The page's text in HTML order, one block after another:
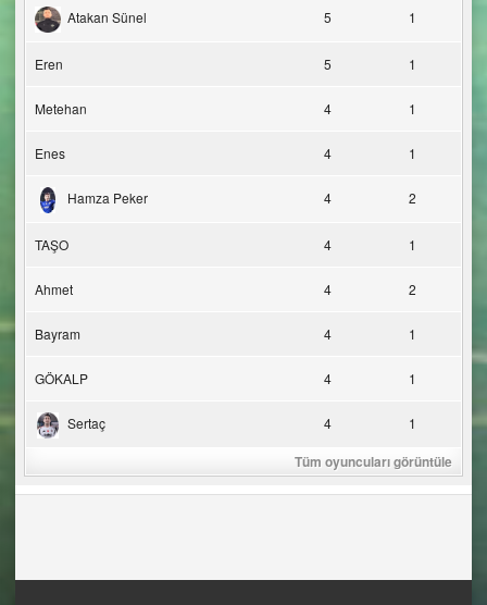
Atakan Sünel 5 1
Eren 5 1
Metehan 4 1
Enes 4 1
Hamza Peker 4 2
TAŞO 4 1
Ahmet 4 2
Bayram 4 1
GÖKALP 4 1
Sertaç 4 1
Tüm oyuncuları görüntüle